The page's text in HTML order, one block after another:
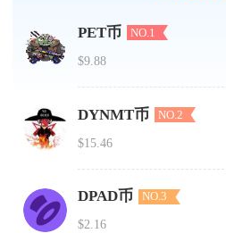
PET币 NO.1
$9.88
DYNMT币 NO.2
$15.46
DPAD币 NO.3
$2.16